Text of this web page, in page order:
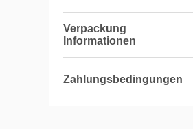
Verpackung
Informationen
Zahlungsbedingungen